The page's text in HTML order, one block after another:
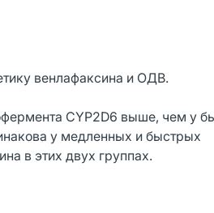
венлафаксина и ОДВ.
CYP2D6 выше, чем у
у медленных и быстрых
в этих двух группах.